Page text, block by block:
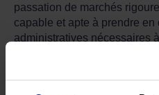
passation de marchés
capable et apte à prendre en
administratives nécessaires
trouver des formateurs et
gamme de cours
milliers de participants